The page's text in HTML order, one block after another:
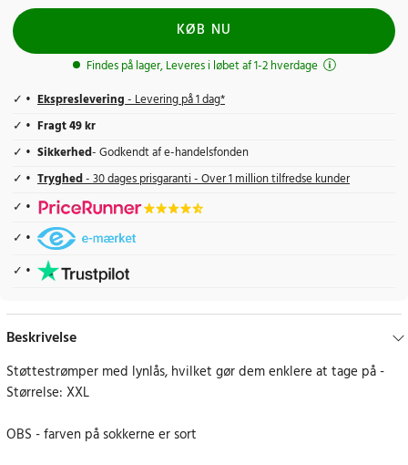
KØB NU
Findes på lager, Leveres i løbet af 1-2 hverdage
Ekspreslevering- Levering på 1 dag*
Fragt 49 kr
Sikkerhed- Godkendt af e-handelsfonden
Tryghed- 30 dages prisgaranti - Over 1 million tilfredse kunder
Beskrivelse
Støttestrømper med lynlås, hvilket gør dem enklere at tage på -
Størrelse: XXL
OBS - farven på sokkerne er sort